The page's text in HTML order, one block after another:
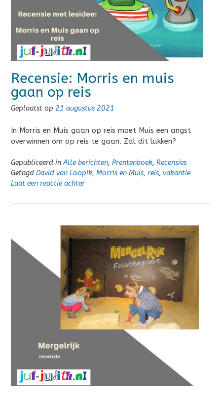
Recensie: Morris en muis
gaan op reis
Geplaatst op 21 augustus 2021
In Morris en Muis gaan op reis moet Muis een angst
overwinnen om op reis te gaan. Zal dit lukken?
Gepubliceerd inAlle berichten, Prentenboek, Recensies
Getagd David van Loopik, Morris en Muis, reis, vakantie
Laat een reactie achter